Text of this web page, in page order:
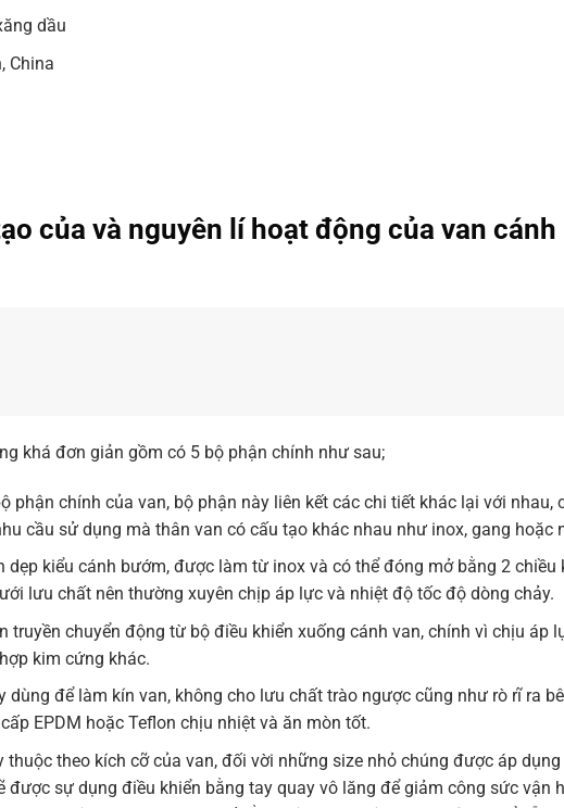
dầu
China
của và nguyên lí hoạt động của van
khá đơn giản gồm có 5 bộ phận chính như sau;
phận chính của van, bộ phận này liên kết các chi tiết khác lại với nhau,
cầu sử dụng mà thân van có cấu tạo khác nhau như inox, gang hoặc
dẹp kiểu cánh bướm, được làm từ inox và có thể đóng mở bằng 2 chiều
lưu chất nên thường xuyên chịp áp lực và nhiệt độ tốc độ dòng chảy.
truyền chuyển động từ bộ điều khiển xuống cánh van, chính vì chịu áp
kim cứng khác.
dùng để làm kín van, không cho lưu chất trào ngược cũng như rò rĩ ra
EPDM hoặc Teflon chịu nhiệt và ăn mòn tốt.
thuộc theo kích cỡ của van, đối vời những size nhỏ chúng được áp
được sự dụng điều khiển bằng tay quay vô lăng để giảm công sức vận